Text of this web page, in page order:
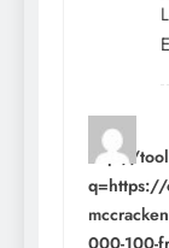
http://
q=https://